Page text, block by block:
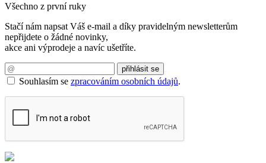
Všechno z první ruky
Stačí nám napsat Váš e-mail a díky pravidelným newsletterům
nepřijdete o žádné novinky,
akce ani výprodeje a navíc ušetříte.
Souhlasím se zpracováním osobních údajů.